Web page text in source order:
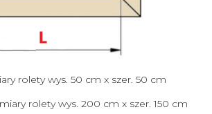
rolety wys. 50 cm x szer. 50 cm
rolety wys. 200 cm x szer. 150 cm